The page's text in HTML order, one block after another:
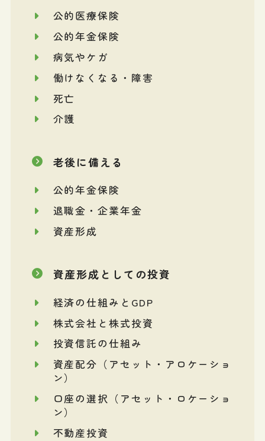
公的医療保険
公的年金保険
病気やケガ
働けなくなる・障害
死亡
介護
老後に備える
公的年金保険
退職金・企業年金
資産形成
資産形成としての投資
経済の仕組みとGDP
株式会社と株式投資
投資信託の仕組み
資産配分（アセット・アロケーショ
ン）
口座の選択（アセット・ロケーショ
ン）
不動産投資